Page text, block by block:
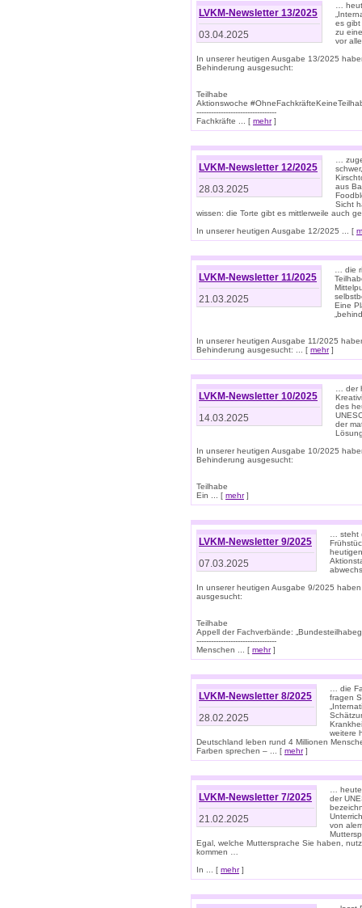
LVKM-Newsletter 13/2025
03.04.2025
…
es gibt
zu
vor
In unserer heutigen Ausgabe 13/2025
Behinderung ausgesucht:
Teilhabe
Aktionswoche
---------------------------------
Fachkräfte ... [ mehr]
LVKM-Newsletter 12/2025
28.03.2025
…
aus
Sicht
wissen: die Torte gibt es mittlerweile auch
In unserer heutigen Ausgabe 12/2025 ... [
LVKM-Newsletter 11/2025
21.03.2025
… die
Eine
In unserer heutigen Ausgabe 11/2025
Behinderung ausgesucht: ... [ mehr]
LVKM-Newsletter 10/2025
14.03.2025
… der
des
der
In unserer heutigen Ausgabe 10/2025
Behinderung ausgesucht:
Teilhabe
Ein ... [ mehr]
LVKM-Newsletter 9/2025
07.03.2025
… steht
In unserer heutigen Ausgabe 9/2025
ausgesucht:
Teilhabe
Appell der Fachverbände:
---------------------------------
Menschen ... [ mehr]
LVKM-Newsletter 8/2025
28.02.2025
… die
fragen
weitere
Deutschland leben rund 4 Millionen
Farben sprechen – ... [ mehr]
LVKM-Newsletter 7/2025
21.02.2025
…
der
von
Egal, welche Muttersprache Sie haben,
kommen …
In ... [ mehr]